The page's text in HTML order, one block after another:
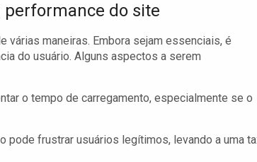
performance do site
maneiras. Embora sejam essenciais, é
do usuário. Alguns aspectos a serem
o tempo de carregamento, especialmente se o
frustrar usuários legítimos, levando a uma